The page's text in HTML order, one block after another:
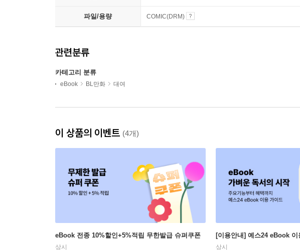
파일/용량 COMIC(DRM)
관련분류
카테고리 분류
eBook BL만화 대여
이 상품의 이벤트 (4개)
eBook 전종 10%할인+5%적립 무한발급 슈퍼쿠폰
상시
[이용안내] 예스24 eBook 이
상시